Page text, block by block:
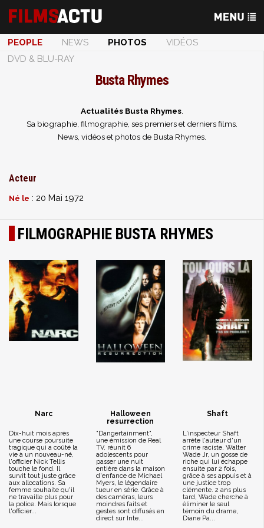
PEOPLE NEWS PHOTOS
VIDÉOS
DVD & BLU-RAY
Busta Rhymes
Actualités Busta Rhymes.
Sa biographie, filmographie, ses premiers et derniers films.
News, vidéos et photos de Busta Rhymes.
Acteur
Né le : 20 Mai 1972
FILMOGRAPHIE BUSTA RHYMES
Narc
Dix-huit mois après
une course poursuite
tragique qui a coûté la
vie à un nouveau-né,
l'officier Nick Tellis
touche le fond. Il
survit tout juste grâce
aux allocations. Sa
femme souhaite qu'il
ne travaille plus pour
la police. Mais lorsque
l'officier...
Halloween
resurrection
"Dangertainment",
une émission de Real
TV, réunit 6
adolescents pour
passer une nuit
entière dans la maison
d'enfance de Michael
Myers, le légendaire
tueur en série. Grâce à
des caméras, leurs
moindres faits et
gestes sont diffusés en
direct sur Inte...
Shaft
L'inspecteur Shaft
arrête l'auteur d'un
crime raciste, Walter
Wade Jr, un gosse de
riche qui lui échappe
ensuite par 2 fois,
grâce à ses appuis et à
une justice trop
clémente. 2 ans plus
tard, Wade cherche à
éliminer le seul
témoin du drame,
Diane Pa...